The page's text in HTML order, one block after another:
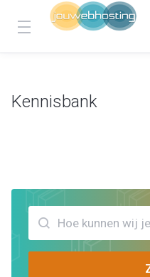
Kennisbank